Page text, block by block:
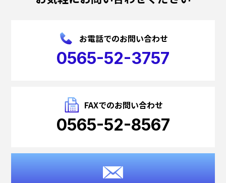
お電話でのお問い合わせ
0565-52-3757
FAXでのお問い合わせ
0565-52-8567